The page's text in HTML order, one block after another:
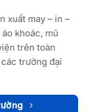
xuất may – in –
khoác, mũ
trên toàn
trường đại